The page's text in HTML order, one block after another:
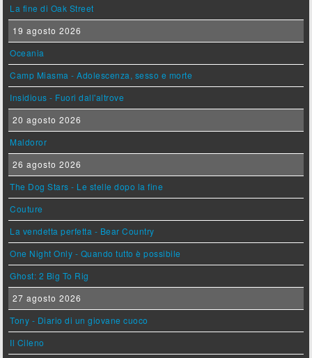
La fine di Oak Street
19 agosto 2026
Oceania
Camp Miasma - Adolescenza, sesso e morte
Insidious - Fuori dall'altrove
20 agosto 2026
Maldoror
26 agosto 2026
The Dog Stars - Le stelle dopo la fine
Couture
La vendetta perfetta - Bear Country
One Night Only - Quando tutto è possibile
Ghost: 2 Big To Rig
27 agosto 2026
Tony - Diario di un giovane cuoco
Il Cileno